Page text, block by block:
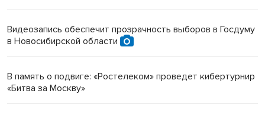
Новосибирский преподаватель с женой вошли в топ-16
Видеозапись обеспечит прозрачность выборов в Госдуму
в Новосибирской области
В память о подвиге: «Ростелеком» проведет кибертурнир
«Битва за Москву»